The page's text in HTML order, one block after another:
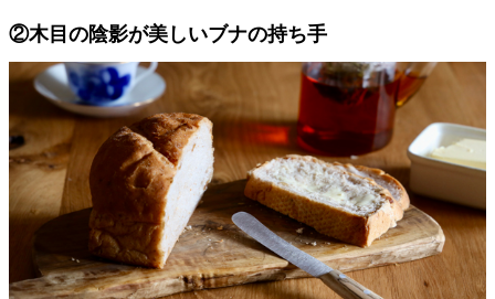
②木目の陰影が美しいブナの持ち手